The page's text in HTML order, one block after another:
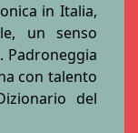
in Italia,
un senso
Padroneggia
con talento
del